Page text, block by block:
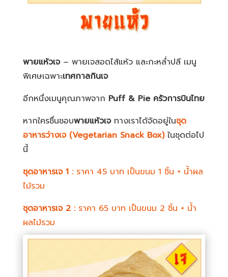
พายแห้วเจ– พายเจสอดไส้แห้ว และกะหล่ำปลี เมนู
พิเศษเฉพาะเทศกาลกินเจ
อีกหนึ่งเมนูคุณภาพจาก Puff & Pie ครัวการบินไทย
หากใครชื่นชอบพายแห้วเจทางเราได้จัดอยู่ในชุด
อาหารว่างเจ (Vegetarian Snack Box)ในชุดต่อไป
นี้
ชุดอาหารเจ 1 : ราคา 45 บาท เป็นขนม 1 ชิ้น + น้ำผล
ไม้รวม
ชุดอาหารเจ 2 : ราคา 65 บาท เป็นขนม 2 ชิ้น + น้ำ
ผลไม้รวม